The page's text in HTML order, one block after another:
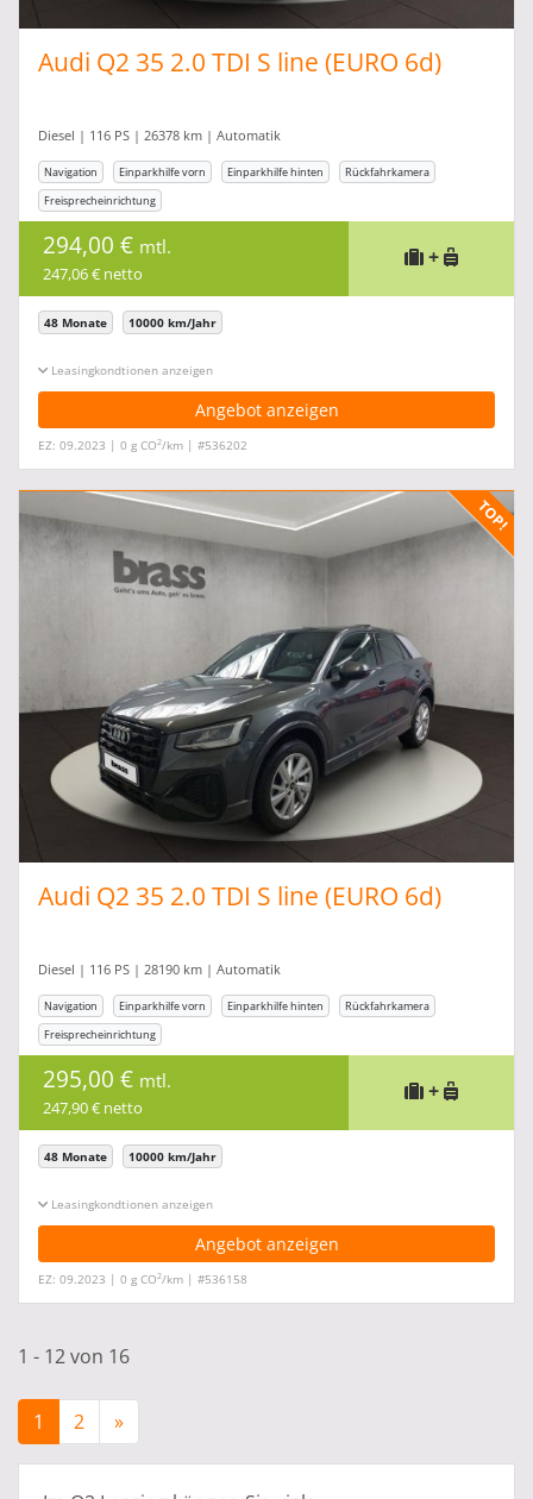
Audi Q2 35 2.0 TDI S line (EURO 6d)
Diesel | 116 PS | 26378 km | Automatik
Navigation Einparkhilfe vorn Einparkhilfe hinten
Rückfahrkamera
Freisprecheinrichtung
294,00 € mtl.
247,06 € netto
+
48 Monate 10000 km/Jahr
Leasingkonditionen ein-/ausblenden
Angebot anzeigen
EZ: 09.2023 | 0 g CO2/km | #536202
Audi Q2 35 2.0 TDI S line (EURO 6d)
Diesel | 116 PS | 28190 km | Automatik
Navigation Einparkhilfe vorn Einparkhilfe hinten
Rückfahrkamera
Freisprecheinrichtung
295,00 € mtl.
247,90 € netto
+
48 Monate 10000 km/Jahr
Leasingkonditionen ein-/ausblenden
Angebot anzeigen
EZ: 09.2023 | 0 g CO2/km | #536158
1 - 12 von 16
1 2 »